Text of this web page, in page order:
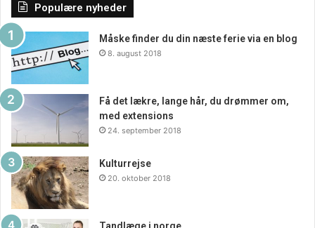
Populære nyheder
Måske finder du din næste ferie via en blog
8. august 2018
Få det lækre, lange hår, du drømmer om,
med extensions
24. september 2018
Kulturrejse
20. oktober 2018
Tandlæge i norge